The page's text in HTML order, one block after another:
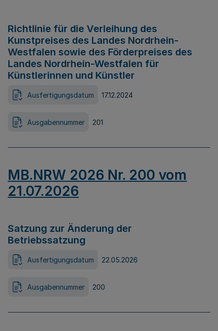
Richtlinie für die Verleihung des
Kunstpreises des Landes Nordrhein-
Westfalen sowie des Förderpreises des
Landes Nordrhein-Westfalen für
Künstlerinnen und Künstler
Ausfertigungsdatum 17.12.2024
Ausgabennummer 201
MB.NRW 2026 Nr. 200 vom
21.07.2026
Satzung zur Änderung der
Betriebssatzung
Ausfertigungsdatum 22.05.2026
Ausgabennummer 200